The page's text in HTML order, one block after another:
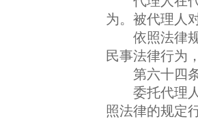
为。被代理人
依照法律规
民事法律行为
第六十四条
委托代理人
照法律的规定